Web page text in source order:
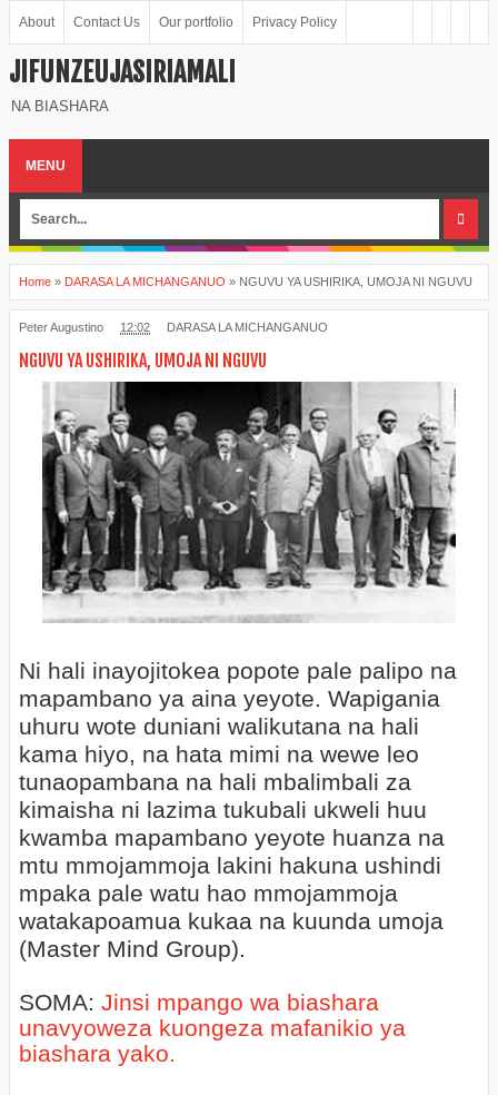
About Contact Us Our portfolio Privacy Policy
JIFUNZEUJASIRIAMALI
NA BIASHARA
MENU
Home » DARASA LA MICHANGANUO » NGUVU YA USHIRIKA, UMOJA NI NGUVU
Peter Augustino 12:02 DARASA LA MICHANGANUO
NGUVU YA USHIRIKA, UMOJA NI NGUVU
Ni hali inayojitokea popote pale palipo na
mapambano ya aina yeyote. Wapigania
uhuru wote duniani walikutana na hali
kama hiyo, na hata mimi na wewe leo
tunaopambana na hali mbalimbali za
kimaisha ni lazima tukubali ukweli huu
kwamba mapambano yeyote huanza na
mtu mmojammoja lakini hakuna ushindi
mpaka pale watu hao mmojammoja
watakapoamua kukaa na kuunda umoja
(Master Mind Group).
SOMA: Jinsi mpango wa biashara
unavyoweza kuongeza mafanikio ya
biashara yako.